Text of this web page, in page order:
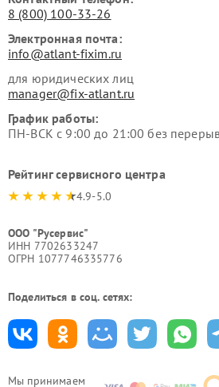
Мы принимаем
8 (800) 100-33-26
Электронная почта:
info@atlant-fixim.ru
для юридических лиц
manager@fix-atlant.ru
График работы:
ПН-ВСК с 9:00 до 21:00 без
Рейтинг сервисного центра
4.9-5.0
ООО "Русервис"
ИНН 7702633247
ОГРН 1077746335776
Поделиться в соц. сетях: